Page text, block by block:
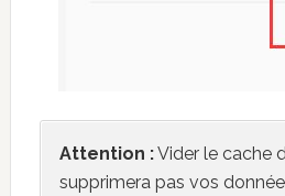
Attention :Vider le cache
supprimera pas vos